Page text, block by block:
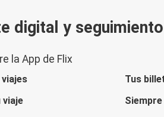
digital y
la App de Flix
viajes
Tus
viaje